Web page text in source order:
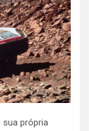
própria